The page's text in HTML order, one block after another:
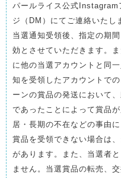
パールライス公式Instagram
ジ（DM）にてご連絡いたし
当選通知受領後、指定の期
効とさせていただきます。
に他の当選アカウントと同
知を受領したアカウントで
ーンの賞品の発送において
であったことによって賞品
居・長期の不在などの事由
賞品を受領できない場合は
があります。また、当選者
ません。当選賞品の転売、